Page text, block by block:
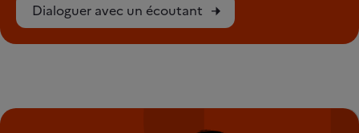
Dialoguer avec un écoutant